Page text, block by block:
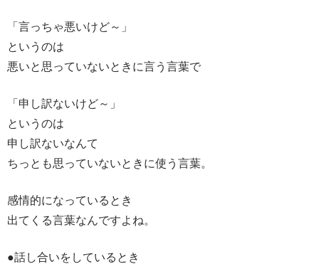
「言っちゃ悪いけど～」
というのは
悪いと思っていないときに言う言葉で
「申し訳ないけど～」
というのは
申し訳ないなんて
ちっとも思っていないときに使う言葉。
感情的になっているとき
出てくる言葉なんですよね。
●話し合いをしているとき